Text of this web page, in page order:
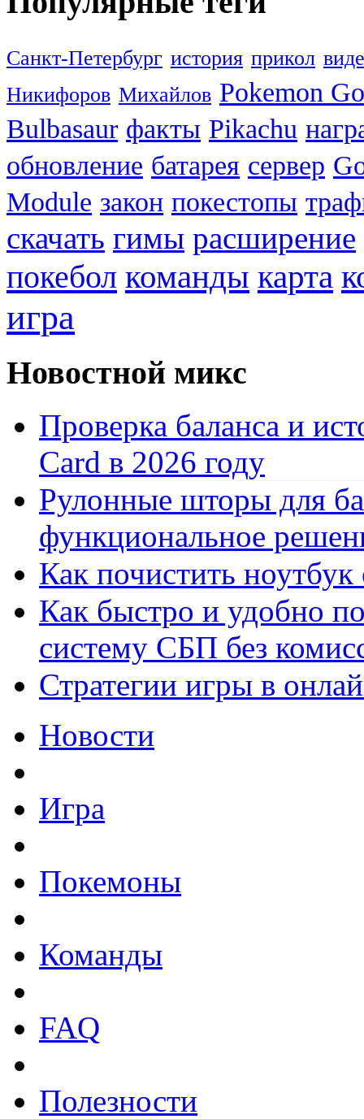
Санкт-Петербург история прикол
Никифоров Михайлов Pokemon Go
Bulbasaur факты Pikachu
обновление батарея сервер
Module закон покестопы
скачать гимы расширение
покебол команды карта
игра
Новостной микс
Проверка баланса и
Card в 2026 году
Рулонные шторы для
функциональное
Как почистить
Как быстро и удобно
систему СБП без
Стратегии игры в
Новости
Игра
Покемоны
Команды
FAQ
Полезности